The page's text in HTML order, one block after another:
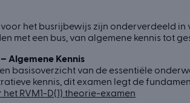
het busrijbewijs zijn onderverdeeld
met een bus, van algemene kennis tot
– Algemene Kennis
basisoverzicht van de essentiële
kennis, dit examen legt de
RVM1-D(1) theorie-examen